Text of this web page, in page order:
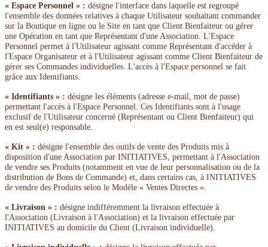
« Espace Personnel » : désigne l'interface dans laquelle est regroupé
l'ensemble des données relatives à chaque Utilisateur souhaitant commander
sur la Boutique en ligne ou le Site en tant que Client Bienfaiteur ou gérer
une Opération en tant que Représentant d'une Association. L'Espace
Personnel permet à l'Utilisateur agissant comme Représentant d'accéder à
l'Espace Organisateur et à l'Utilisateur agissant comme Client Bienfaiteur de
gérer ses Commandes individuelles. L'accès à l'Espace personnel se fait
grâce aux Identifiants.
« Identifiants » : désigne les éléments (adresse e-mail, mot de passe)
permettant l'accès à l'Espace Personnel. Ces Identifiants sont à l'usage
exclusif de l'Utilisateur concerné (Représentant ou Client Bienfaiteur) qui
en est seul(e) responsable.
« Kit » : désigne l'ensemble des outils de vente des Produits mis à
disposition d'une Association par INITIATIVES, permettant à l'Association
de vendre ses Produits (notamment en vue de leur personnalisation ou de la
distribution de Bons de Commande) et, dans certains cas, à INITIATIVES
de vendre des Produits selon le Modèle « Ventes Directes ».
« Livraison » : désigne indifféremment la livraison effectuée à
l'Association (Livraison à l'Association) et la livraison effectuée par
INITIATIVES au domicile du Client (Livraison individuelle).